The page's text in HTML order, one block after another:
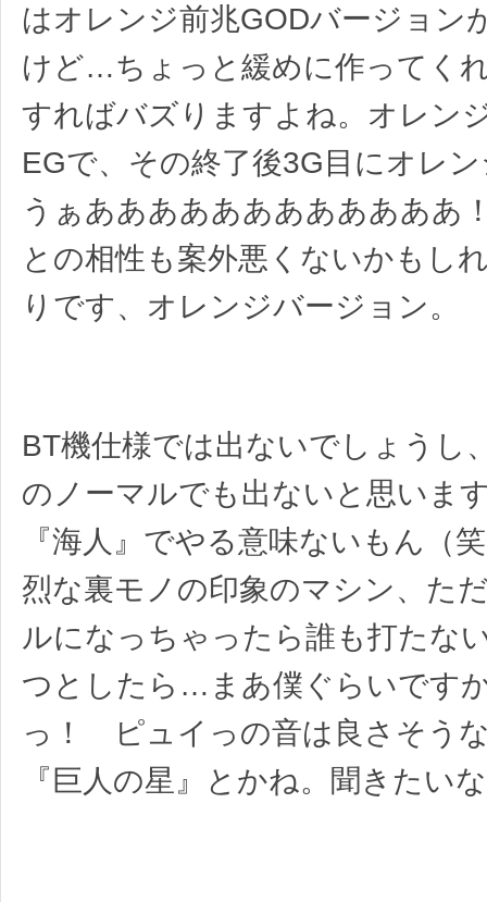
はオレンジ前兆GODバージョン
けど…ちょっと緩めに作ってく
すればバズりますよね。オレン
EGで、その終了後3G目にオレ
うぁああああああああああああ
との相性も案外悪くないかもし
りです、オレンジバージョン。
BT機仕様では出ないでしょうし
のノーマルでも出ないと思いま
『海人』でやる意味ないもん（
烈な裏モノの印象のマシン、た
ルになっちゃったら誰も打たな
つとしたら…まあ僕ぐらいです
っ！ ピュイっの音は良さそう
『巨人の星』とかね。聞きたい